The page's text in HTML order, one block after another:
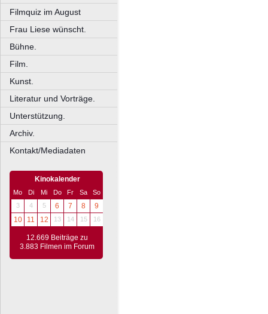
Filmquiz im August
Frau Liese wünscht.
Bühne.
Film.
Kunst.
Literatur und Vorträge.
Unterstützung.
Archiv.
Kontakt/Mediadaten
Kinokalender
Mo Di Mi Do Fr Sa
So
3
4 5 6 7 8
9
10
11 12 13 14 15 16
12.669 Beiträge zu
3.883 Filmen im Forum